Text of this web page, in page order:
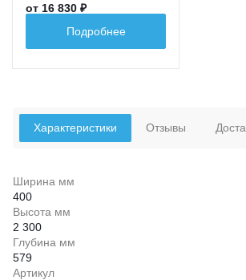
от 16 830 ₽
Подробнее
Характеристики
Ширина мм
400
Высота мм
2 300
Глубина мм
579
Артикул
Отзывы